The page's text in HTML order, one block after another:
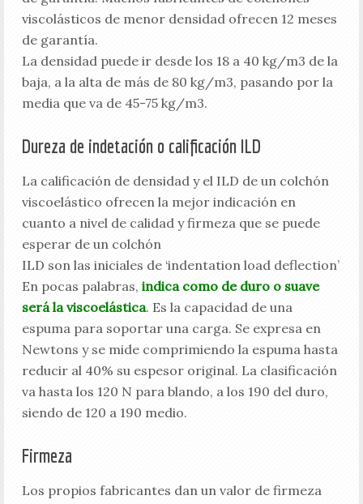
viscolásticos de menor densidad ofrecen 12 meses
de garantía.
La densidad puede ir desde los 18 a 40 kg/m3 de la
baja, a la alta de más de 80 kg/m3, pasando por la
media que va de 45-75 kg/m3.
Dureza de indetación o calificación ILD
La calificación de densidad y el ILD de un colchón
viscoelástico ofrecen la mejor indicación en
cuanto a nivel de calidad y firmeza que se puede
esperar de un colchón
ILD son las iniciales de ‘indentation load deflection’
En pocas palabras, indica como de duro o suave
será la viscoelástica. Es la capacidad de una
espuma para soportar una carga. Se expresa en
Newtons y se mide comprimiendo la espuma hasta
reducir al 40% su espesor original. La clasificación
va hasta los 120 N para blando, a los 190 del duro,
siendo de 120 a 190 medio.
Firmeza
Los propios fabricantes dan un valor de firmeza